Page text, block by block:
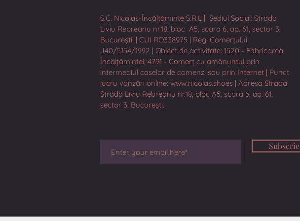
S.C. Nicolas-Încălțăminte S.R.L | Sediul Social: Strada
Liviu Rebreanu nr.18, bloc A5, scara 6, ap. 61, sector 3,
București. | CUI RO338975 | Reg. Comerțului
J40/5154/1992 | Obiect de activitate: 1520 - Fabricarea
Încălțămintei; 4791 - Comerț cu amănuntul prin
intermediul caselor de comenzi sau prin Internet | Punct
lucru vânzări online: www.nicolas.shoes | Adresa Strada
Strada Liviu Rebreanu nr.18, bloc A5, scara 6, ap. 61,
sector 3, București.
Subscrie